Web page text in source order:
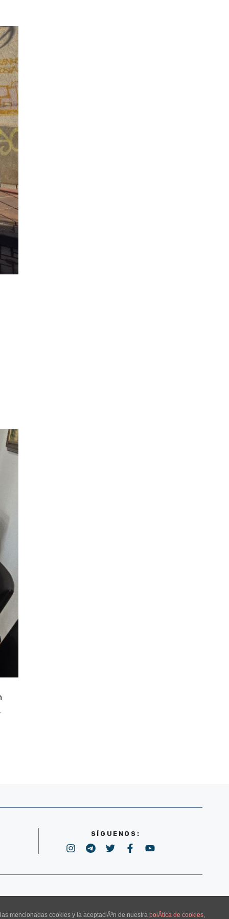
SÍGUENOS:
mencionadas cookies y la aceptaciÃ³n de nuestra polÃ­tica de cookies,